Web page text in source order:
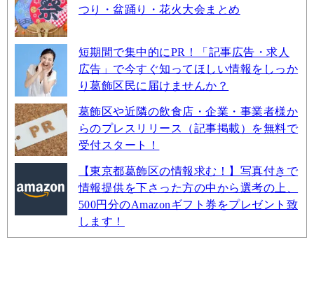
つり・盆踊り・花火大会まとめ
短期間で集中的にPR！「記事広告・求人
広告」で今すぐ知ってほしい情報をしっか
り葛飾区民に届けませんか？
葛飾区や近隣の飲食店・企業・事業者様か
らのプレスリリース（記事掲載）を無料で
受付スタート！
【東京都葛飾区の情報求む！】写真付きで
情報提供を下さった方の中から選考の上、
500円分のAmazonギフト券をプレゼント致
します！